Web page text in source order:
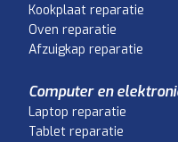
Kookplaat reparatie
Oven reparatie
Afzuigkap reparatie
Computer en
Laptop reparatie
Tablet reparatie